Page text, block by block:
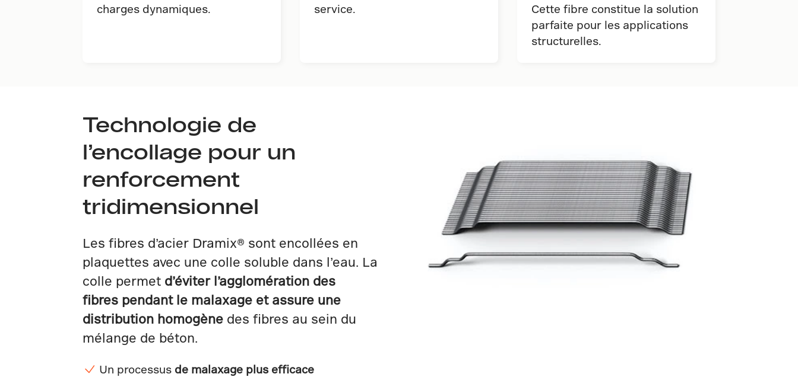
charges dynamiques.
service.
Cette fibre constitue la solution
parfaite pour les applications
structurelles.
Technologie de
l’encollage pour un
renforcement
tridimensionnel
Les fibres d’acier Dramix® sont encollées en
plaquettes avec une colle soluble dans l’eau. La
colle permet d’éviter l’agglomération des
fibres pendant le malaxage et assure une
distribution homogènedes fibres au sein du
mélange de béton.
Un processus de malaxage plus efficace